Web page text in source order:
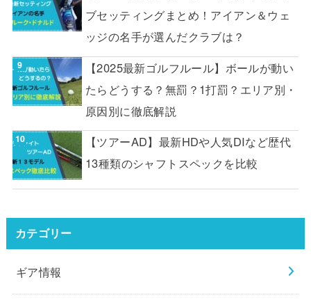
ブセッティングまとめ！アイアン＆ウェ
ッジの名手が選んだクラブは？
【2025最新ゴルフルール】ボールが動い
たらどうする？無罰？1打罰？エリア別・
原因別に徹底解説
【ツアーAD】最新HDや人気DIなど歴代
13種類のシャフトスペックを比較
カテゴリー
ギア情報